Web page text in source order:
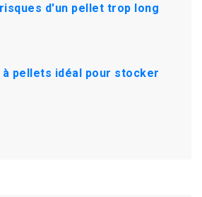
d'un pellet trop long
pellets idéal pour stocker